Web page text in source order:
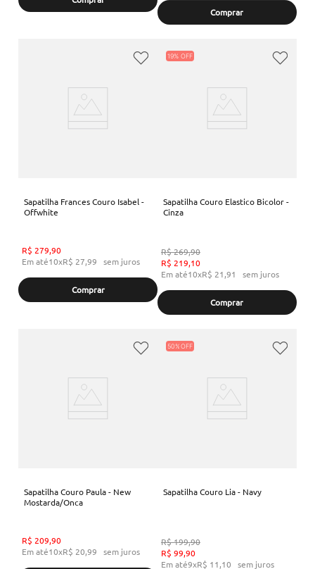
Comprar
Sapatilha Frances Couro Isabel -
Offwhite
R$ 279,90
Em até10xR$ 27,99 sem juros
Comprar
19%
Sapatilha Couro Elastico Bicolor -
Cinza
R$269,90
R$ 219,10
Em até10xR$ 21,91 sem juros
Comprar
Sapatilha Couro Paula - New
Mostarda/Onca
R$ 209,90
Em até10xR$ 20,99 sem juros
50%
Sapatilha Couro Lia - Navy
R$199,90
R$ 99,90
Em até9xR$ 11,10 sem juros